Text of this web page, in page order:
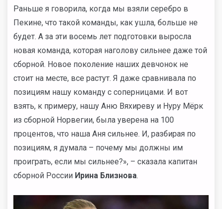
Раньше я говорила, когда мы взяли серебро в
Пекине, что такой команды, как ушла, больше не
будет. А за эти восемь лет подготовки выросла
новая команда, которая наголову сильнее даже той
сборной. Новое поколение наших девчонок не
стоит на месте, все растут. Я даже сравнивала по
позициям нашу команду с соперницами. И вот
взять, к примеру, нашу Аню Вяхиреву и Нуру Мёрк
из сборной Норвегии, была уверена на 100
процентов, что наша Аня сильнее. И, разбирая по
позициям, я думала – почему мы должны им
проиграть, если мы сильнее?», – сказала капитан
сборной России Ирина Близнова.